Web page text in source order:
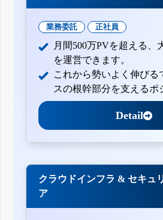
業務委託 正社員
月間500万PVを超える、
を運営できます。
これから勢いよく伸びる
スの根幹部分を支えるポ
Detail
クラウドインフラ & セキュ
ア